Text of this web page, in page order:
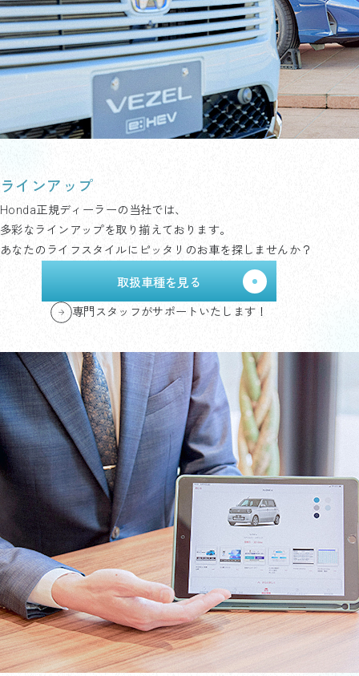
ラインアップ
Honda正規ディーラーの当社では、
多彩なラインアップを取り揃えております。
あなたのライフスタイルにピッタリのお車を探しませんか？
取扱車種を見る
専門スタッフがサポートいたします！